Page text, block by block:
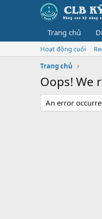
Trang chủ
Hoạt động cuối
Trang chủ
Oops! We
An error